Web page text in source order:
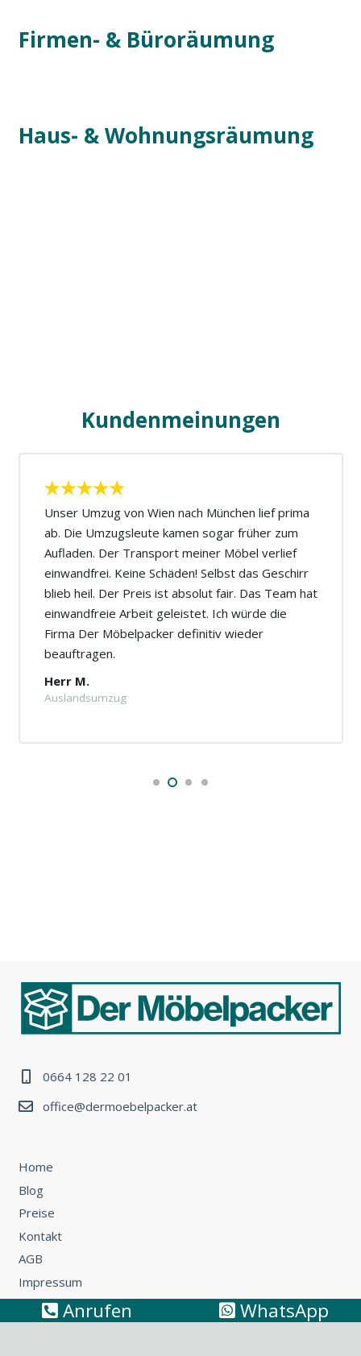
Firmen- & Büroräumung
Haus- & Wohnungsräumung
Kundenmeinungen
Unser Umzug von Wien nach München lief prima
ab. Die Umzugsleute kamen sogar früher zum
Aufladen. Der Transport meiner Möbel verlief
einwandfrei. Keine Schäden! Selbst das Geschirr
blieb heil. Der Preis ist absolut fair. Das Team hat
einwandfreie Arbeit geleistet. Ich würde die
Firma Der Möbelpacker definitiv wieder
beauftragen.
Herr M.
Auslandsumzug
0664 128 22 01
office@dermoebelpacker.at
Home
Blog
Preise
Kontakt
AGB
Impressum
Umzug Wien – Österreich: So können Sie günstig umziehen
Anrufen WhatsApp